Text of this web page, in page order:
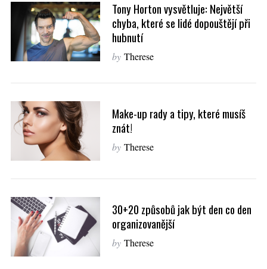
Tony Horton vysvětluje: Největší
chyba, které se lidé dopouštějí při
hubnutí
by Therese
Make-up rady a tipy, které musíš
znát!
by Therese
30+20 způsobů jak být den co den
organizovanější
by Therese